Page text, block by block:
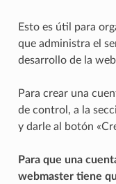
Esto es útil para
que administra el
desarrollo de la
Para crear una
de control, a la
y darle al botón
Para que una
webmaster tiene